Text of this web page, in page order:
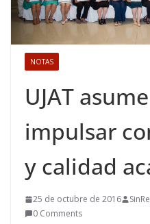
NOTAS
UJAT
impulsar
y calidad
25 de octubre de 2016
0 Comments